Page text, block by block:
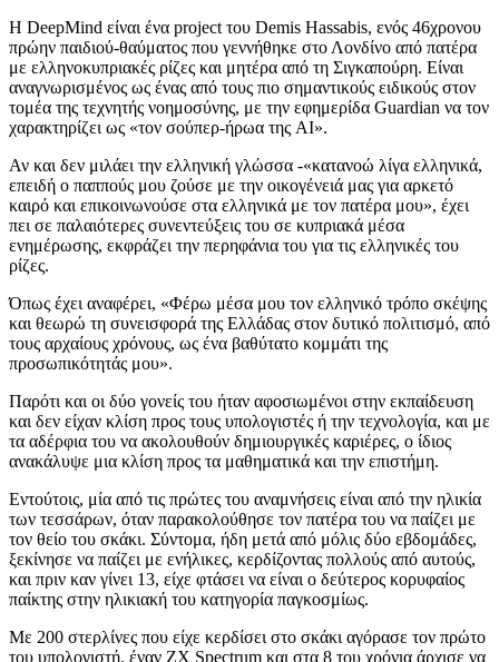
Η DeepMind είναι ένα project του Demis Hassabis, ενός 46χρονου
πρώην παιδιού-θαύματος που γεννήθηκε στο Λονδίνο από πατέρα
με ελληνοκυπριακές ρίζες και μητέρα από τη Σιγκαπούρη. Είναι
αναγνωρισμένος ως ένας από τους πιο σημαντικούς ειδικούς στον
τομέα της τεχνητής νοημοσύνης, με την εφημερίδα Guardian να τον
χαρακτηρίζει ως «τον σούπερ-ήρωα της AI».
Αν και δεν μιλάει την ελληνική γλώσσα -«κατανοώ λίγα ελληνικά,
επειδή ο παππούς μου ζούσε με την οικογένειά μας για αρκετό
καιρό και επικοινωνούσε στα ελληνικά με τον πατέρα μου», έχει
πει σε παλαιότερες συνεντεύξεις του σε κυπριακά μέσα
ενημέρωσης, εκφράζει την περηφάνια του για τις ελληνικές του
ρίζες.
Όπως έχει αναφέρει, «Φέρω μέσα μου τον ελληνικό τρόπο σκέψης
και θεωρώ τη συνεισφορά της Ελλάδας στον δυτικό πολιτισμό, από
τους αρχαίους χρόνους, ως ένα βαθύτατο κομμάτι της
προσωπικότητάς μου».
Παρότι και οι δύο γονείς του ήταν αφοσιωμένοι στην εκπαίδευση
και δεν είχαν κλίση προς τους υπολογιστές ή την τεχνολογία, και με
τα αδέρφια του να ακολουθούν δημιουργικές καριέρες, ο ίδιος
ανακάλυψε μια κλίση προς τα μαθηματικά και την επιστήμη.
Εντούτοις, μία από τις πρώτες του αναμνήσεις είναι από την ηλικία
των τεσσάρων, όταν παρακολούθησε τον πατέρα του να παίζει με
τον θείο του σκάκι. Σύντομα, ήδη μετά από μόλις δύο εβδομάδες,
ξεκίνησε να παίζει με ενήλικες, κερδίζοντας πολλούς από αυτούς,
και πριν καν γίνει 13, είχε φτάσει να είναι ο δεύτερος κορυφαίος
παίκτης στην ηλικιακή του κατηγορία παγκοσμίως.
Με 200 στερλίνες που είχε κερδίσει στο σκάκι αγόρασε τον πρώτο
του υπολογιστή, έναν ΖΧ Spectrum και στα 8 του χρόνια άρχισε να